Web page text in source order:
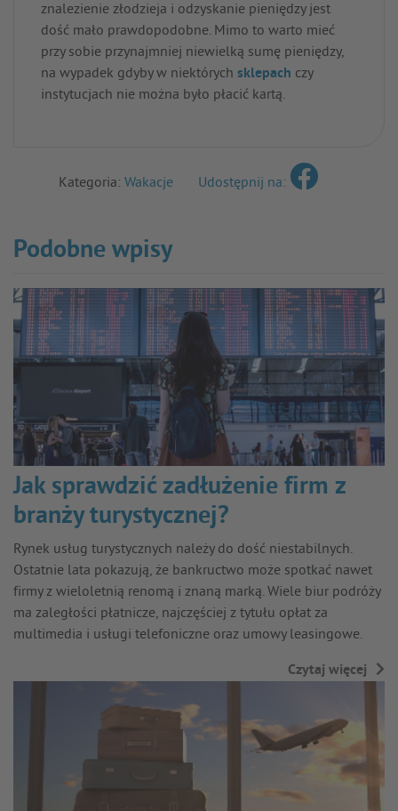
znalezienie złodzieja i odzyskanie pieniędzy jest
dość mało prawdopodobne. Mimo to warto mieć
przy sobie przynajmniej niewielką sumę pieniędzy,
na wypadek gdyby w niektórych sklepach czy
instytucjach nie można było płacić kartą.
Kategoria: Wakacje Udostępnij na:
Podobne wpisy
Jak sprawdzić zadłużenie firm z
branży turystycznej?
Rynek usług turystycznych należy do dość niestabilnych.
Ostatnie lata pokazują, że bankructwo może spotkać nawet
firmy z wieloletnią renomą i znaną marką. Wiele biur podróży
ma zaległości płatnicze, najczęściej z tytułu opłat za
multimedia i usługi telefoniczne oraz umowy leasingowe.
Czytaj więcej